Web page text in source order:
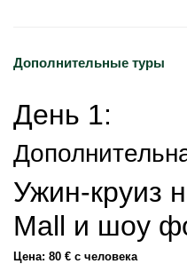
Дополнительные туры
День 1:
Ужин-круиз
Mall и шоу
Цена: 80 € с человека